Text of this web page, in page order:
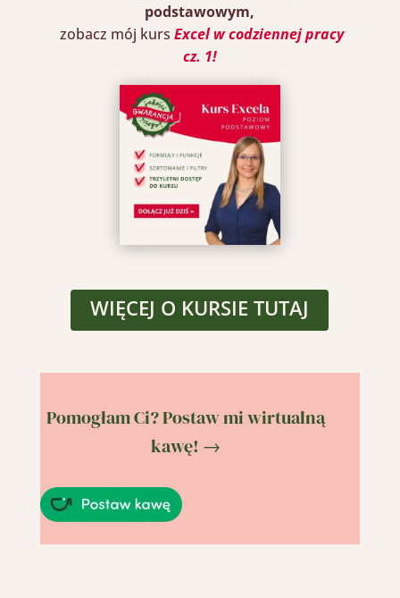
podstawowym,
zobacz mój kurs Excel w codziennej pracy
cz. 1!
WIĘCEJ O KURSIE TUTAJ
Pomogłam Ci? Postaw mi wirtualną
kawę! →